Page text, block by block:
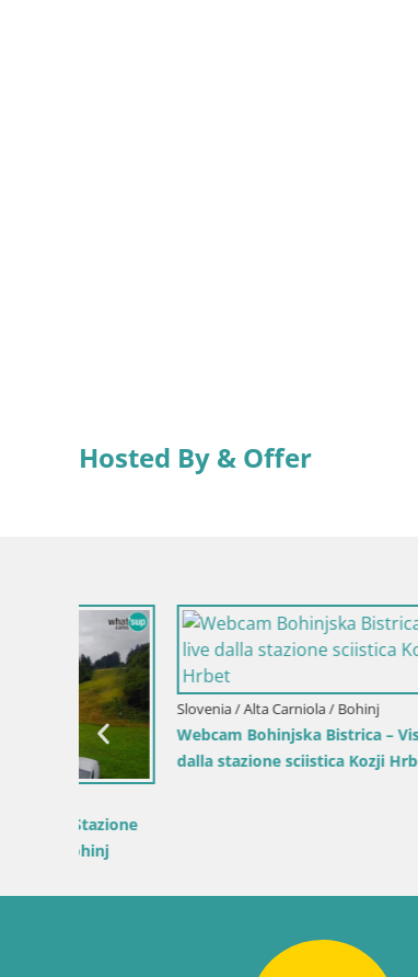
Hosted By & Offer
Italia / Trentino-Alto Adige / Terento
Webcam Terento (1210m) – Vista live
sulla Val Pusteria